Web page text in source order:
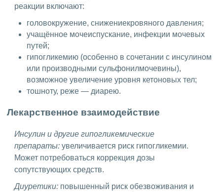
реакции включают:
головокружение, снижениекровяного давления;
учащённое мочеиспускание, инфекции мочевых
путей;
гипогликемию (особенно в сочетании с инсулином
или производными сульфонилмочевины),
возможное увеличение уровня кетоновых тел;
тошноту, реже — диарею.
Лекарственное взаимодействие
Инсулин и другие гипогликемические
препараты: увеличивается риск гипогликемии.
Может потребоваться коррекция дозы
сопутствующих средств.
Диуретики: повышенный риск обезвоживания и